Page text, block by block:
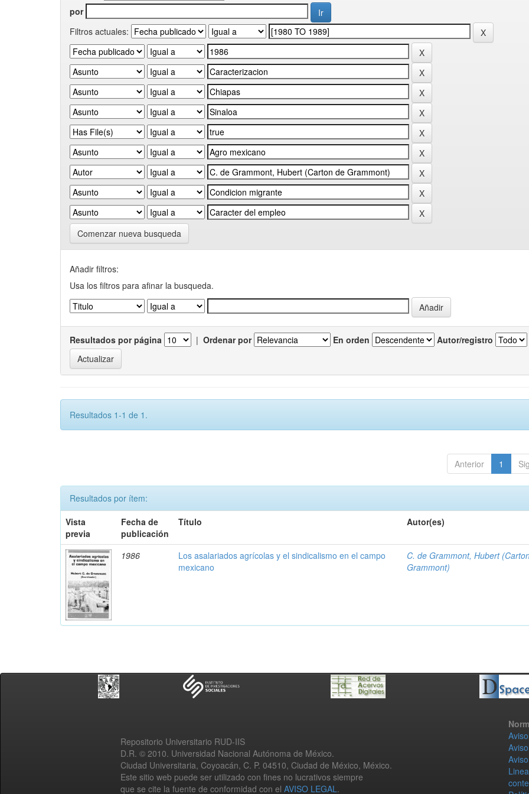
por
Filtros actuales:
Comenzar nueva busqueda
Añadir filtros:
Usa los filtros para afinar la busqueda.
Resultados por página | Ordenar por En orden Autor/registro
Resultados 1-1 de 1.
Anterior 1
Resultados por ítem:
Vista
previa
Fecha de
publicación
Título Autor(es)
1986
Los asalariados agrícolas y el sindicalismo en el campo
mexicano
C. de Grammont, Hubert
Grammont)
Repositorio Universitario RUD-IIS
D.R. © 2010. Universidad Nacional Autónoma de México.
Ciudad Universitaria, Coyoacán, C. P. 04510, Ciudad de México, México.
Este sitio web puede ser utilizado con fines no lucrativos siempre
que se cite la fuente de conformidad con el AVISO LEGAL.